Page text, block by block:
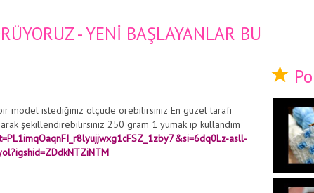
- YENİ BAŞLAYANLAR BU
model istediğiniz ölçüde örebilirsiniz En güzel tarafı
şekillendirebilirsiniz 250 gram 1 yumak ip kullandım
asll-